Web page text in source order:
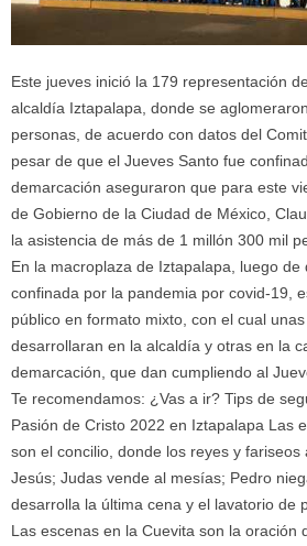
Este jueves inició la 179 representación
alcaldía Iztapalapa, donde se
personas, de acuerdo con datos del
pesar de que el Jueves Santo fue
demarcación aseguraron que para este
de Gobierno de la Ciudad de México,
la asistencia de más de 1 millón 300 mil
En la macroplaza de Iztapalapa, luego
confinada por la pandemia por covid-19,
público en formato mixto, con el cual
desarrollaran en la alcaldía y otras en la
demarcación, que dan cumpliendo al
Te recomendamos: ¿Vas a ir? Tips de
Pasión de Cristo 2022 en Iztapalapa Las
son el concilio, donde los reyes y fariseos
Jesús; Judas vende al mesías; Pedro
desarrolla la última cena y el lavatorio de
Las escenas en la Cuevita son la oración